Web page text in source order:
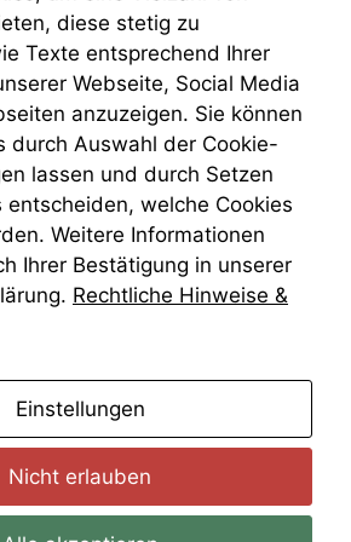
diese stetig zu
Texte entsprechend Ihrer
Webseite, Social Media
anzuzeigen. Sie können
durch Auswahl der Cookie-
lassen und durch Setzen
entscheiden, welche Cookies
Weitere Informationen
Ihrer Bestätigung in unserer
Rechtliche Hinweise &
Einstellungen
Nicht erlauben